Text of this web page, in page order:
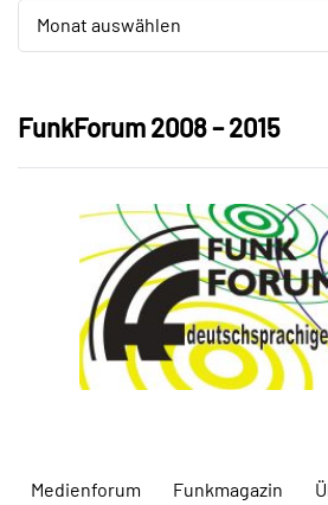
Archiv
Monat auswählen
Archiv
FunkForum 2008 – 2015
Medienforum Funkmagazin